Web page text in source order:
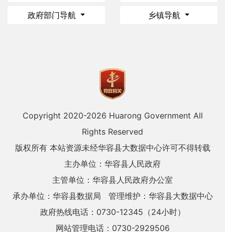
政府部门导航 乡镇导航
Copyright 2020-2026 Huarong Government All
Rights Reserved
版权所有 本站资源未经华容县大数据中心许可不得转载
主办单位：华容县人民政府
主管单位：华容县人民政府办公室
承办单位：华容县数据局
管理维护：华容县大数据中心
政府热线电话：0730-12345（24小时）
网站管理电话：0730-2929506